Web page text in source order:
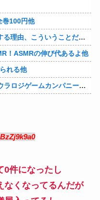
巻100円他
【悲報】人気チケットが1秒で完売する理由、こういうことだったｗｗｗｗ他
！ASMRの伸び代あるよ他
れる他
【Vtuber】新世代VTuber事務所「ウラロジゲームカンパニー」より、ゲームの世界から“逆異世界転生”した5名が8月19日にデビュー！他
0件になったし
なくなってるんだが